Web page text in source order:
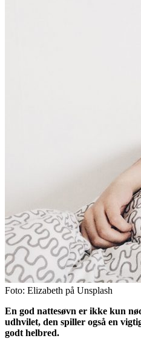
Foto: Elizabeth på Unsplash
En god nattesøvn er ikke kun
udhvilet, den spiller også en
godt helbred.